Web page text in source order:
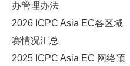
办管理办法
2026 ICPC Asia EC各区域
赛情况汇总
2025 ICPC Asia EC 网络预